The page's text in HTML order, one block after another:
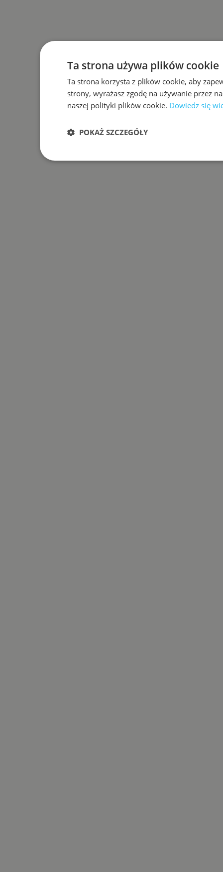
Ta strona używa plików cookie
Ta strona korzysta z plików cookie, aby
strony, wyrażasz zgodę na używanie przez
naszej polityki plików cookie. Dowiedz się
POKAŻ SZCZEGÓŁY